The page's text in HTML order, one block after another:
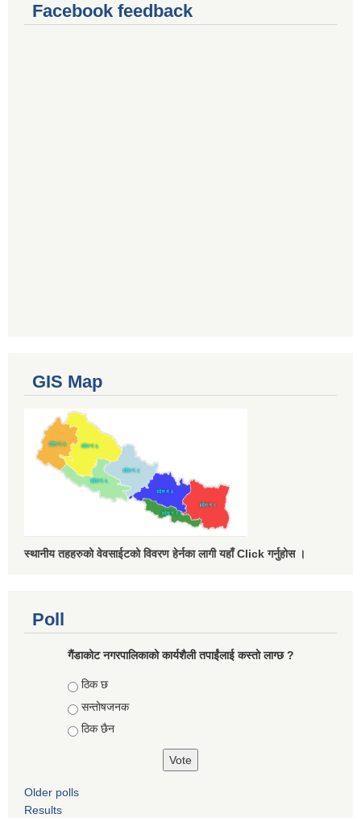
Facebook feedback
GIS Map
स्थानीय तहहरुको वेवसाईटको विवरण हेर्नका लागी यहाँ Click गर्नुहोस ।
Poll
गैंडाकोट नगरपालिकाको कार्यशैली तपाईंलाई कस्तो लाग्छ ?
Choices
ठिक छ
सन्तोषजनक
ठिक छैन
Older polls
Results